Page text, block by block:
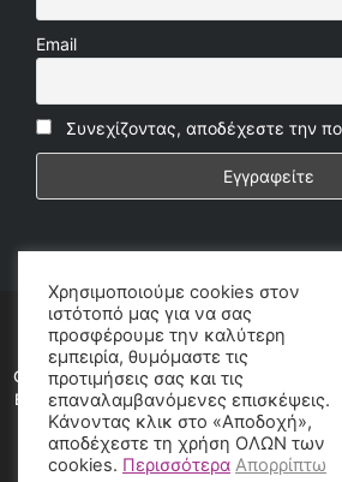
Email
Συνεχίζοντας, αποδέχεστε την
Η ιστοσελίδα μας συμμορφώνεται εν
Οδηγίες για την Προσβασιμότητα
Επίπεδο AA, όπως προβλέπεται από τον
την Προσβασιμότητα (European
Χρησιμοποιούμε cookies στον
ιστότοπό μας για να σας
προσφέρουμε την καλύτερη
εμπειρία, θυμόμαστε τις
προτιμήσεις σας και τις
επαναλαμβανόμενες επισκέψεις.
Κάνοντας κλικ στο «Αποδοχή»,
αποδέχεστε τη χρήση ΟΛΩΝ των
cookies. Περισσότερα Απορρίπτω
©2020